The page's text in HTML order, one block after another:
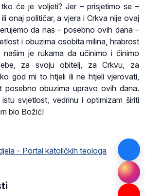
će je voljeti? Jer – prisjetimo se –
onaj političar, a vjera i Crkva nije ovaj
da nas – posebno ovih dana –
i obuzima osobita milina, hrabrost
je rukama da učinimo i činimo
za svoju obitelj, za Crkvu, za
god mi to htjeli ili ne htjeli vjerovati,
posebno obuzima upravo ovih dana.
svjetlost, vedrinu i optimizam širiti
bio Božić!
– Portal katoličkih teologa